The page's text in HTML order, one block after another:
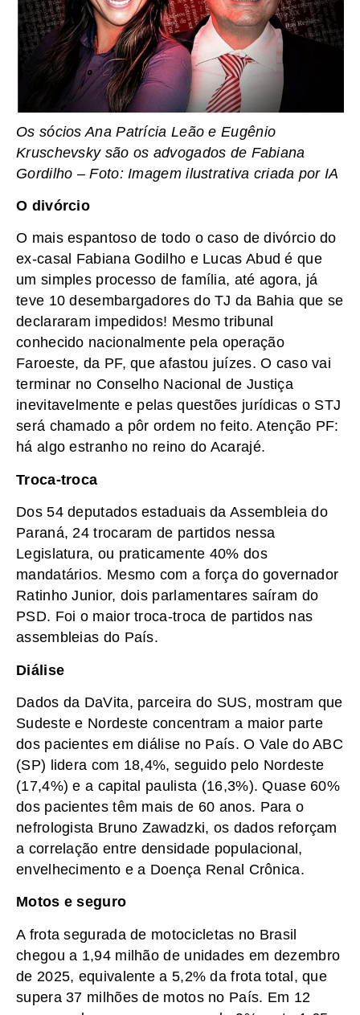
Os sócios Ana Patrícia Leão e Eugênio
Kruschevsky são os advogados de Fabiana
Gordilho – Foto: Imagem ilustrativa criada por IA
O divórcio
O mais espantoso de todo o caso de divórcio do
ex-casal Fabiana Godilho e Lucas Abud é que
um simples processo de família, até agora, já
teve 10 desembargadores do TJ da Bahia que se
declararam impedidos! Mesmo tribunal
conhecido nacionalmente pela operação
Faroeste, da PF, que afastou juízes. O caso vai
terminar no Conselho Nacional de Justiça
inevitavelmente e pelas questões jurídicas o STJ
será chamado a pôr ordem no feito. Atenção PF:
há algo estranho no reino do Acarajé.
Troca-troca
Dos 54 deputados estaduais da Assembleia do
Paraná, 24 trocaram de partidos nessa
Legislatura, ou praticamente 40% dos
mandatários. Mesmo com a força do governador
Ratinho Junior, dois parlamentares saíram do
PSD. Foi o maior troca-troca de partidos nas
assembleias do País.
Diálise
Dados da DaVita, parceira do SUS, mostram que
Sudeste e Nordeste concentram a maior parte
dos pacientes em diálise no País. O Vale do ABC
(SP) lidera com 18,4%, seguido pelo Nordeste
(17,4%) e a capital paulista (16,3%). Quase 60%
dos pacientes têm mais de 60 anos. Para o
nefrologista Bruno Zawadzki, os dados reforçam
a correlação entre densidade populacional,
envelhecimento e a Doença Renal Crônica.
Motos e seguro
A frota segurada de motocicletas no Brasil
chegou a 1,94 milhão de unidades em dezembro
de 2025, equivalente a 5,2% da frota total, que
supera 37 milhões de motos no País. Em 12